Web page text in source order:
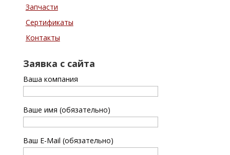
Запчасти
Сертификаты
Контакты
Заявка с сайта
Ваша компания
Ваше имя (обязательно)
Ваш E-Mail (обязательно)